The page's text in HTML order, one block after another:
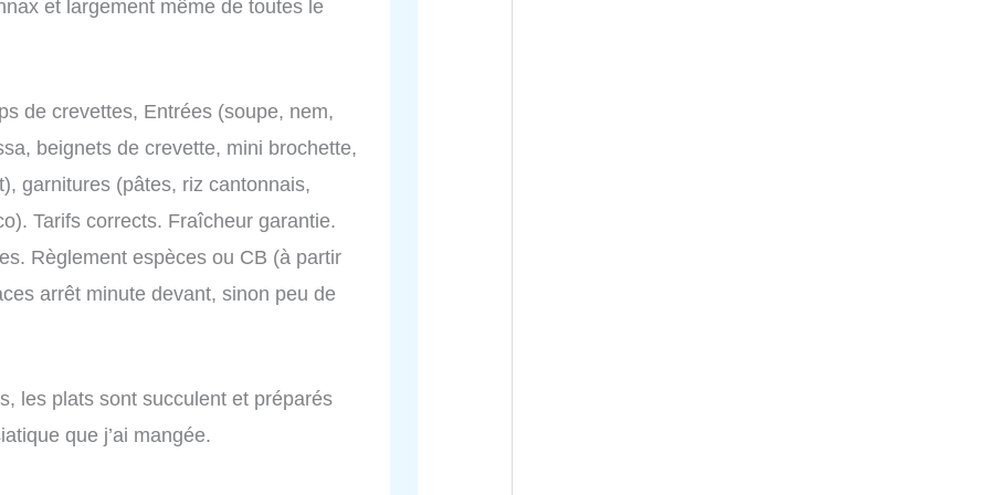
et largement même de toutes le
de crevettes, Entrées (soupe, nem,
beignets de crevette, mini brochette,
garnitures (pâtes, riz cantonnais,
Tarifs corrects. Fraîcheur garantie.
Règlement espèces ou CB (à partir
arrêt minute devant, sinon peu de
les plats sont succulent et préparés
que j’ai mangée.